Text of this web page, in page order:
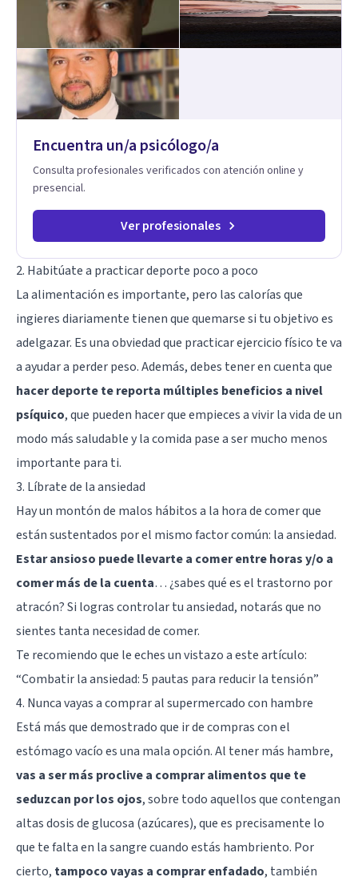
Encuentra un/a psicólogo/a
Consulta profesionales verificados con atención online y
presencial.
Ver profesionales
2. Habitúate a practicar deporte poco a poco
La alimentación es importante, pero las calorías que
ingieres diariamente tienen que quemarse si tu objetivo es
adelgazar. Es una obviedad que practicar ejercicio físico te va
a ayudar a perder peso. Además, debes tener en cuenta que
hacer deporte te reporta múltiples beneficios a nivel
psíquico, que pueden hacer que empieces a vivir la vida de un
modo más saludable y la comida pase a ser mucho menos
importante para ti.
3. Líbrate de la ansiedad
Hay un montón de malos hábitos a la hora de comer que
están sustentados por el mismo factor común: laansiedad.
Estar ansioso puede llevarte a comer entre horas y/o a
comer más de la cuenta… ¿sabes qué es el trastorno por
atracón? Si logras controlar tu ansiedad, notarás que no
sientes tanta necesidad de comer.
Te recomiendo que le eches un vistazo a este artículo:
“Combatir la ansiedad: 5 pautas para reducir la tensión”
4. Nunca vayas a comprar al supermercado con hambre
Está más que demostrado que ir de compras con el
estómago vacío es una mala opción. Al tener más hambre,
vas a ser más proclive a comprar alimentos que te
seduzcan por los ojos, sobre todo aquellos que contengan
altas dosis de glucosa (azúcares), que es precisamente lo
que te falta en la sangre cuando estás hambriento. Por
cierto, tampoco vayas a comprar enfadado, también